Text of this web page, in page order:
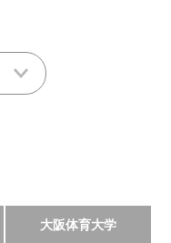
大阪体育大学